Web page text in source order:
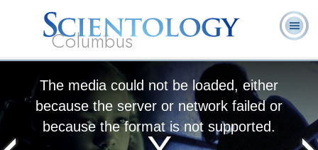
Columbus
Scientology?
Ministros
Voluntarios
Preguntas
Frecuentes
The media could not be loaded, either
because the server or network failed or
because the format is not supported.